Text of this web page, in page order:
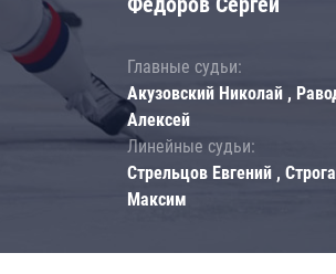
Главные судьи:
Акузовский Николай ,
Алексей
Линейные судьи:
Стрельцов Евгений ,
Максим